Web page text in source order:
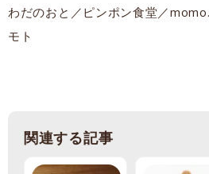
わだのおと／ピンポン食堂／
モト
関連する記事